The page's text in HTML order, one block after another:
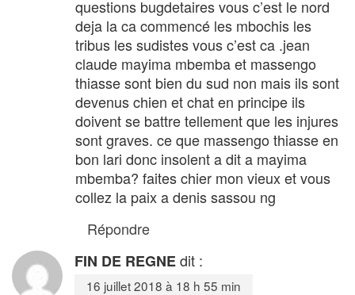
questions bugdetaires vous c’est le nord
deja la ca commencé les mbochis les
tribus les sudistes vous c’est ca .jean
claude mayima mbemba et massengo
thiasse sont bien du sud non mais ils sont
devenus chien et chat en principe ils
doivent se battre tellement que les injures
sont graves. ce que massengo thiasse en
bon lari donc insolent a dit a mayima
mbemba? faites chier mon vieux et vous
collez la paix a denis sassou ng
Répondre
FIN DE REGNEdit :
16 juillet 2018 à 18 h 55 min